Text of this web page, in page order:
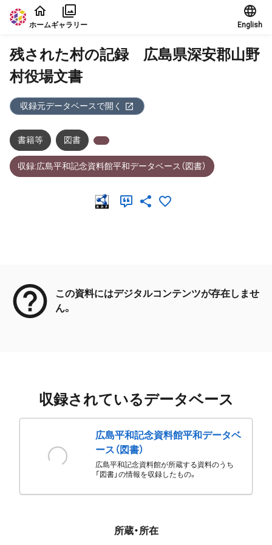
本文に飛ぶ
ホームギャラリー English
残された村の記録 広島県深安郡山野
村役場文書
収録元データベースで開く
書籍等 図書
収録:広島平和記念資料館平和データベース（図書）
この資料にはデジタルコンテンツが存在しませ
ん。
収録されているデータベース
広島平和記念資料館平和データベ
ース（図書）
広島平和記念資料館が所蔵する資料のうち
「図書」の情報を収録したもの。
所蔵・所在